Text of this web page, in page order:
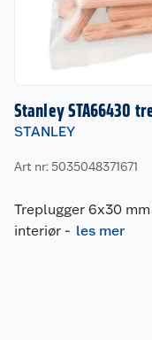
Stanley STA66430
STANLEY
Art nr: 5035048371671
Treplugger 6x30
interiør - les mer